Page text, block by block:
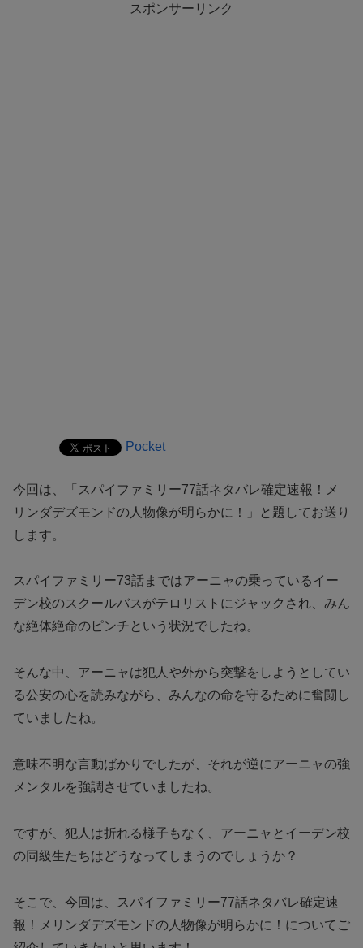
スポンサーリンク
Pocket
今回は、「スパイファミリー77話ネタバレ確定速報！メ
リンダデズモンドの人物像が明らかに！」と題してお送り
します。
スパイファミリー73話まではアーニャの乗っているイー
デン校のスクールバスがテロリストにジャックされ、みん
な絶体絶命のピンチという状況でしたね。
そんな中、アーニャは犯人や外から突撃をしようとしてい
る公安の心を読みながら、みんなの命を守るために奮闘し
ていましたね。
意味不明な言動ばかりでしたが、それが逆にアーニャの強
メンタルを強調させていましたね。
ですが、犯人は折れる様子もなく、アーニャとイーデン校
の同級生たちはどうなってしまうのでしょうか？
そこで、今回は、スパイファミリー77話ネタバレ確定速
報！メリンダデズモンドの人物像が明らかに！についてご